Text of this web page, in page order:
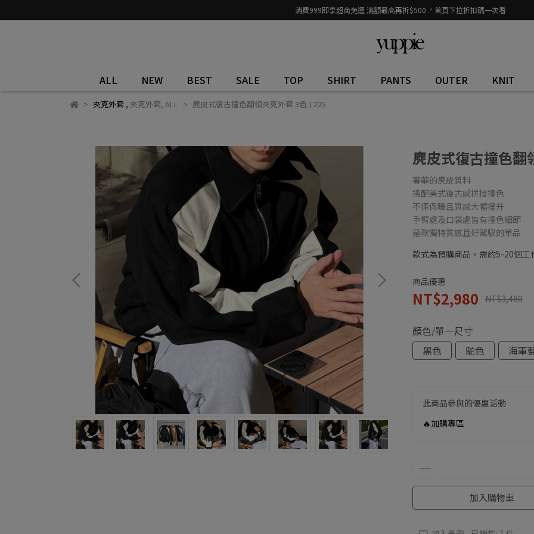
消費999即享超商免運 滿額最高再折$500 .ᐟ 首頁下拉折扣碼一次看
ALL NEW BEST SALE TOP SHIRT PANTS OUTER KNIT
夾克外套, 夾克外套, ALL 麂皮式復古撞色翻領夾克外套 3色 1225
麂皮式復古撞色翻
奢華的麂皮質料
搭配美式復古感拼接撞色
不僅保暖且質感大幅提升
手臂處及口袋處皆有撞色細節
是款獨特質感且好駕馭的單品
款式為預購商品，需約5-20個
商品優惠
NT$2,980 NT$3,480
顏色/單一尺寸
黑色
駝色 海軍
此商品參與的優惠活動
🔥加購專區
加入購物車